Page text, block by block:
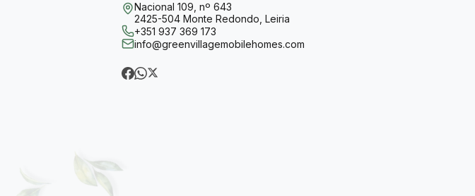
Nacional 109, nº 643
2425-504 Monte Redondo, Leiria
+351 937 369 173
info@greenvillagemobilehomes.com